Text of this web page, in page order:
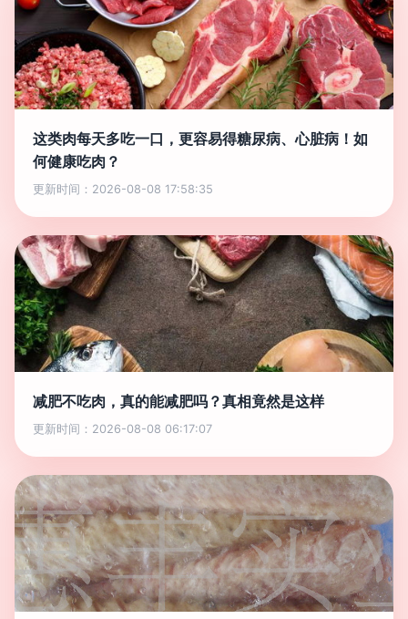
这类肉每天多吃一口，更容易得糖尿病、心脏病！如
何健康吃肉？
更新时间：2026-08-08 17:58:35
减肥不吃肉，真的能减肥吗？真相竟然是这样
更新时间：2026-08-08 06:17:07